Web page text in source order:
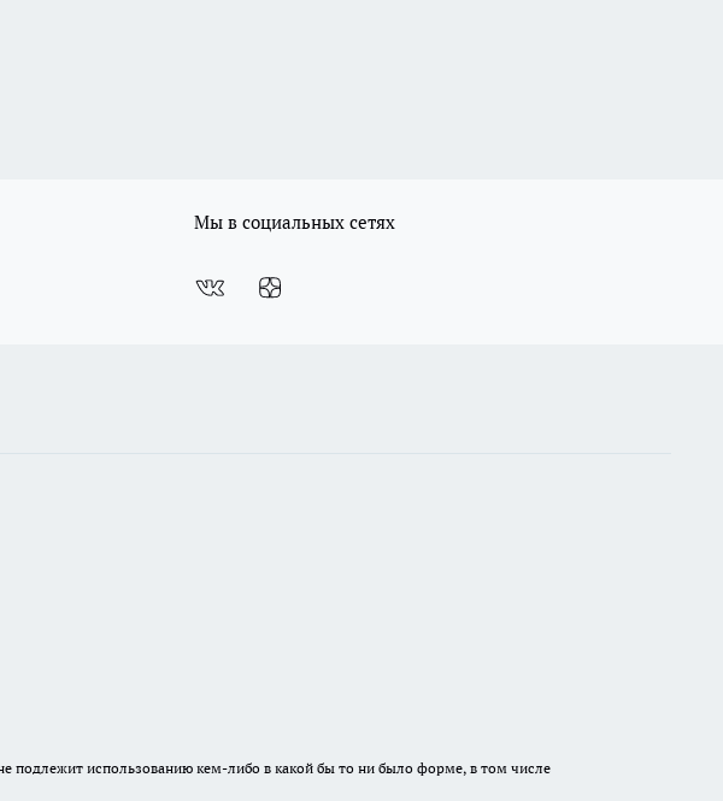
Мы в социальных сетях
подлежит использованию кем-либо в какой бы то ни было форме, в том числе